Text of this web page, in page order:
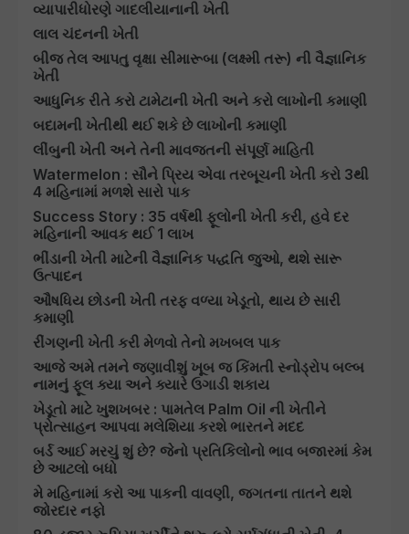
વ્યાપારીધોરણે ગાદલીયાનાની ખેતી
લાલ ચંદનની ખેતી
બીજ તેલ આપતુ વૃક્ષા સીમારૂબા (લક્ષ્મી તરૂ) ની વૈજ્ઞાનિક
ખેતી
આધુનિક રીતે કરો ટામેટાની ખેતી અને કરો લાખોની કમાણી
બદામની ખેતીથી થઈ શકે છે લાખોની કમાણી
લીંબુની ખેતી અને તેની માવજતની સંપૂર્ણ માહિતી
Watermelon : સૌને પ્રિય એવા તરબૂચની ખેતી કરો 3થી
4 મહિનામાં મળશે સારો પાક
Success Story : 35 વર્ષથી ફૂલોની ખેતી કરી, હવે દર
મહિનાની આવક થઈ 1 લાખ
ભીંડાની ખેતી માટેની વૈજ્ઞાનિક પદ્ધતિ જુઓ, થશે સારૂ
ઉત્પાદન
ઔષધિય છોડની ખેતી તરફ વળ્યા ખેડૂતો, થાય છે સારી
કમાણી
રીંગણની ખેતી કરી મેળવો તેનો મખબલ પાક
આજે અમે તમને જણાવીશું ખૂબ જ કિંમતી સ્નોડ્રોપ બલ્બ
નામનું ફૂલ ક્યા અને ક્યારે ઉગાડી શકાય
ખેડૂતો માટે ખુશખબર : પામતેલ Palm Oil ની ખેતીને
પ્રોત્સાહન આપવા મલેશિયા કરશે ભારતને મદદ
બર્ડ આઈ મરચું શું છે? જેનો પ્રતિકિલોનો ભાવ બજારમાં કેમ
છે આટલો બધો
મે મહિનામાં કરો આ પાકની વાવણી, જગતના તાતને થશે
જોરદાર નફો